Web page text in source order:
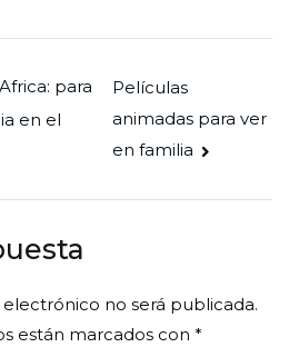
para
en el
Películas
animadas para ver
en familia
no será publicada.
están marcados con *